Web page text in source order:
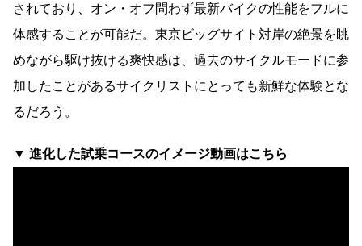
されており、オン・オフ問わず最新バイクの性能をフルに
体感することが可能だ。東京ビッグサイト対岸の絶景を眺
めながら駆け抜ける爽快感は、過去のサイクルモードに参
加したことがあるサイクリストにとっても新鮮な体験とな
るだろう。
▼ 進化した試乗コースのイメージ動画はこちら